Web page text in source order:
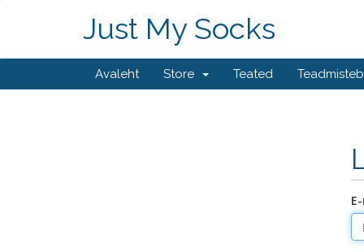
Just My Socks
Avaleht Store Teated